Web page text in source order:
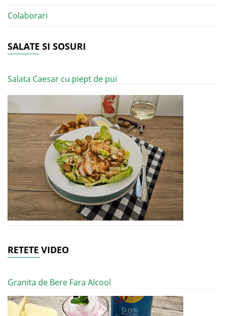
Colaborari
SALATE SI SOSURI
Salata Caesar cu piept de pui
RETETE VIDEO
Granita de Bere Fara Alcool